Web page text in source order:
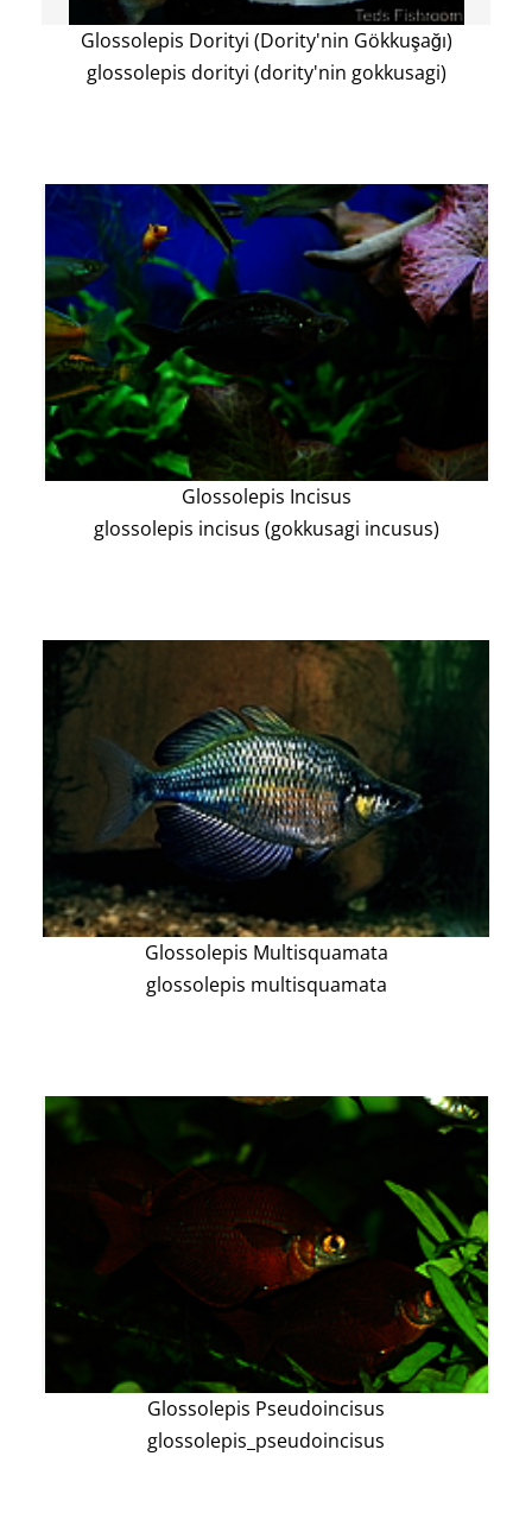
Glossolepis Dorityi (Dority'nin Gökkuşağı)
glossolepis dorityi (dority'nin gokkusagi)
Glossolepis Incisus
glossolepis incisus (gokkusagi incusus)
Glossolepis Multisquamata
glossolepis multisquamata
Glossolepis Pseudoincisus
glossolepis_pseudoincisus